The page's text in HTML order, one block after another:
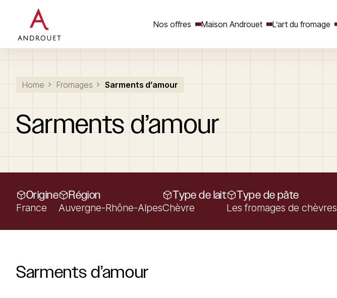
Nos offres Maison Androuet L’art du fromage
Rechercher un mot clé
Home Fromages Sarments d’amour
Sarments d’amour
Origine
France
Région
Auvergne-Rhône-Alpes
Type de lait
Chèvre
Type de pâte
Les fromages de chèvres
Sarments d’amour